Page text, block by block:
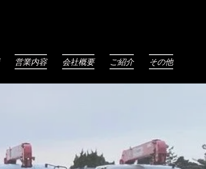
営業内容 会社概要 ご紹介 その他